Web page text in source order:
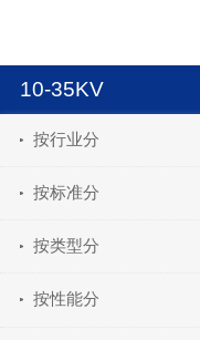
10-35KV
按行业分
按标准分
按类型分
按性能分